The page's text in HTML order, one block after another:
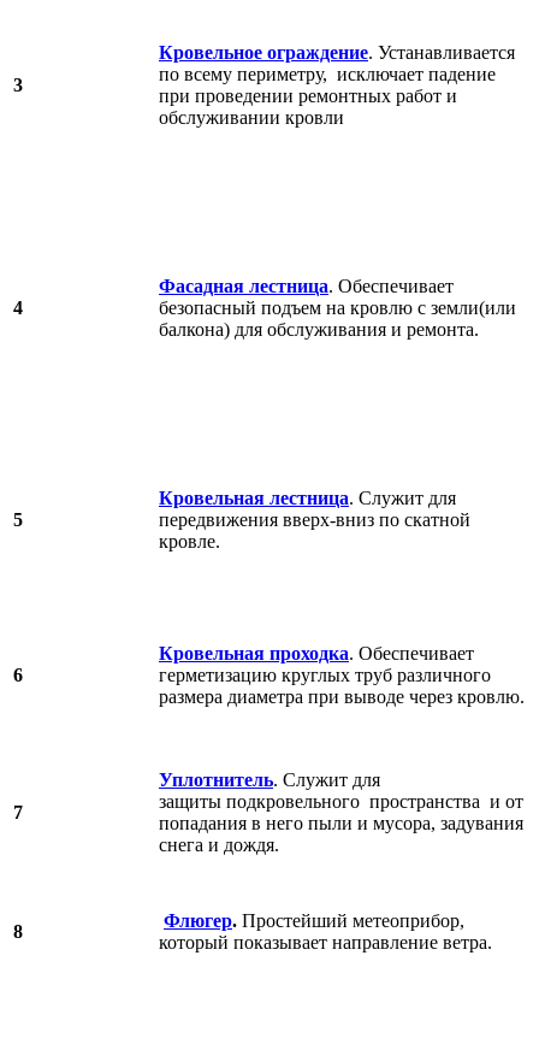
3
Кровельное ограждение. Устанавливается
по всему периметру, исключает падение
при проведении ремонтных работ и
обслуживании кровли
4
Фасадная лестница. Обеспечивает
безопасный подъем на кровлю с земли(или
балкона) для обслуживания и ремонта.
5
Кровельная лестница. Служит для
передвижения вверх-вниз по скатной
кровле.
6
Кровельная проходка. Обеспечивает
герметизацию круглых труб различного
размера диаметра при выводе через кровлю.
7
Уплотнитель. Служит для
защиты подкровельного пространства и от
попадания в него пыли и мусора, задувания
снега и дождя.
8
Флюгер. Простейший метеоприбор,
который показывает направление ветра.